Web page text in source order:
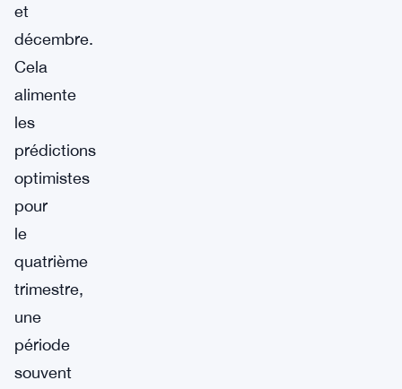
et
décembre.
Cela
alimente
les
prédictions
optimistes
pour
le
quatrième
trimestre,
une
période
souvent